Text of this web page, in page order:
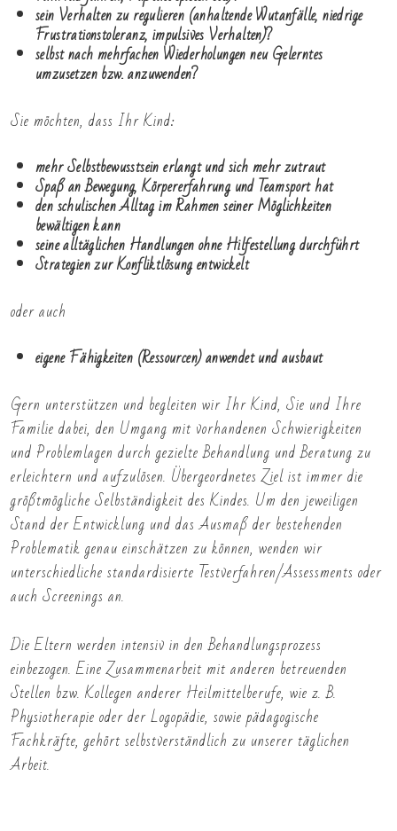
sein Verhalten zu regulieren (anhaltende Wutanfälle, niedrige
Frustrationstoleranz, impulsives Verhalten)?
selbst nach mehrfachen Wiederholungen neu Gelerntes
umzusetzen bzw. anzuwenden?
Sie möchten, dass Ihr Kind:
mehr Selbstbewusstsein erlangt und sich mehr zutraut
Spaß an Bewegung, Körpererfahrung und Teamsport hat
den schulischen Alltag im Rahmen seiner Möglichkeiten
bewältigen kann
seine alltäglichen Handlungen ohne Hilfestellung durchführt
Strategien zur Konfliktlösung entwickelt
oder auch
eigene Fähigkeiten (Ressourcen) anwendet und ausbaut
Gern unterstützen und begleiten wir Ihr Kind, Sie und Ihre
Familie dabei, den Umgang mit vorhandenen Schwierigkeiten
und Problemlagen durch gezielte Behandlung und Beratung zu
erleichtern und aufzulösen. Übergeordnetes Ziel ist immer die
größtmögliche Selbständigkeit des Kindes. Um den jeweiligen
Stand der Entwicklung und das Ausmaß der bestehenden
Problematik genau einschätzen zu können, wenden wir
unterschiedliche standardisierte Testverfahren/Assessments oder
auch Screenings an.
Die Eltern werden intensiv in den Behandlungsprozess
einbezogen. Eine Zusammenarbeit mit anderen betreuenden
Stellen bzw. Kollegen anderer Heilmittelberufe, wie z. B.
Physiotherapie oder der Logopädie, sowie pädagogische
Fachkräfte, gehört selbstverständlich zu unserer täglichen
Arbeit.